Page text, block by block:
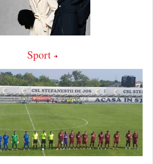
Sport